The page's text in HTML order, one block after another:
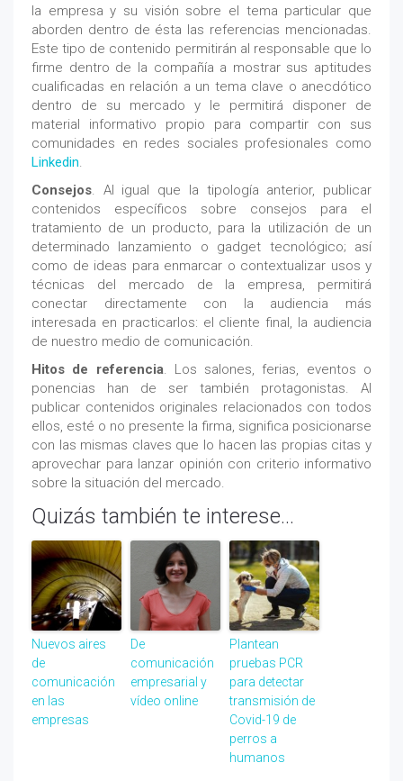
la empresa y su visión sobre el tema particular que
aborden dentro de ésta las referencias mencionadas.
Este tipo de contenido permitirán al responsable que lo
firme dentro de la compañía a mostrar sus aptitudes
cualificadas en relación a un tema clave o anecdótico
dentro de su mercado y le permitirá disponer de
material informativo propio para compartir con sus
comunidades en redes sociales profesionales como
Linkedin.
Consejos. Al igual que la tipología anterior, publicar
contenidos específicos sobre consejos para el
tratamiento de un producto, para la utilización de un
determinado lanzamiento o gadget tecnológico; así
como de ideas para enmarcar o contextualizar usos y
técnicas del mercado de la empresa, permitirá
conectar directamente con la audiencia más
interesada en practicarlos: el cliente final, la audiencia
de nuestro medio de comunicación.
Hitos de referencia. Los salones, ferias, eventos o
ponencias han de ser también protagonistas. Al
publicar contenidos originales relacionados con todos
ellos, esté o no presente la firma, significa posicionarse
con las mismas claves que lo hacen las propias citas y
aprovechar para lanzar opinión con criterio informativo
sobre la situación del mercado.
Quizás también te interese...
Nuevos aires
de
comunicación
en las
empresas
De
comunicación
empresarial y
vídeo online
Plantean
pruebas PCR
para detectar
transmisión de
Covid-19 de
perros a
humanos